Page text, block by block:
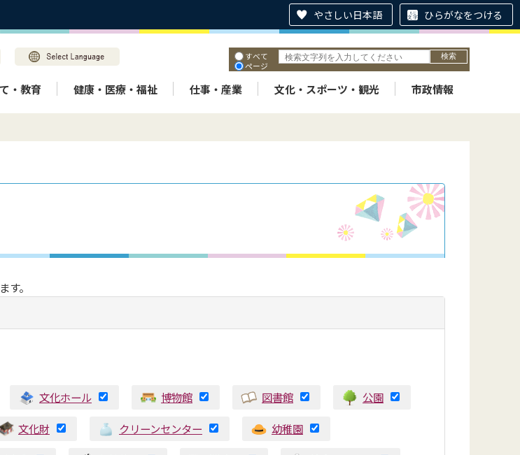
やさしい日本語 ひらがなをつける
すべて
ページ
・教育 健康・医療・福祉 仕事・産業 文化・スポーツ・観光 市政情報
。
文化ホール 博物館 図書館 公園
文化財 クリーンセンター 幼稚園